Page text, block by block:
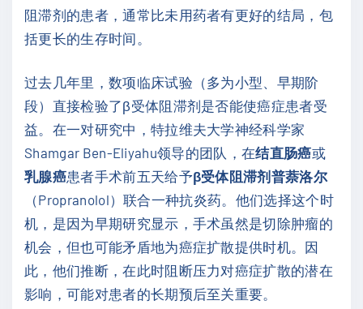
阻滞剂的患者，通常比未用药者有更好的结局，包
括更长的生存时间。
过去几年里，数项临床试验（多为小型、早期阶
段）直接检验了β受体阻滞剂是否能使癌症患者受
益。在一对研究中，特拉维夫大学神经科学家
Shamgar Ben-Eliyahu领导的团队，在结直肠癌或
乳腺癌患者手术前五天给予β受体阻滞剂普萘洛尔
（Propranolol）联合一种抗炎药。他们选择这个时
机，是因为早期研究显示，手术虽然是切除肿瘤的
机会，但也可能矛盾地为癌症扩散提供时机。因
此，他们推断，在此时阻断压力对癌症扩散的潜在
影响，可能对患者的长期预后至关重要。